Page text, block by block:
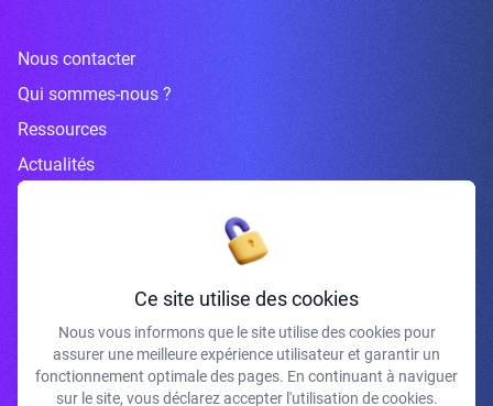
Nous contacter
Qui sommes-nous ?
Ressources
Actualités
Inscrivez-vous à la newsletter
J'accepte de recevoir vos e-mails et confirme avoir pris connaissance de
votre politique de confidentialité et mentions légales.
Ce site utilise des cookies
Nous vous informons que le site utilise des cookies pour
assurer une meilleure expérience utilisateur et garantir un
fonctionnement optimale des pages. En continuant à naviguer
sur le site, vous déclarez accepter l'utilisation de cookies.